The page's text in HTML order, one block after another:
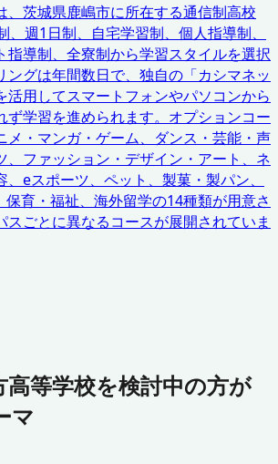
、茨城県鹿嶋市に所在する通信制高校
、週1日制、自宅学習制、個人指導制、
指導制、全寮制から学習スタイルを選択
ングは年間数日で、独自の「カシマネッ
活用してスマートフォンやパソコンから
ず学習を進められます。オプションコー
メ・マンガ・ゲーム、ダンス・芸能・声
、ファッション・デザイン・アート、ネ
eスポーツ、ペット、製菓・製パン、
育・福祉、海外留学の14種類が用意さ
スごとに異なるコースが展開されていま
高等学校を検討中の方が
マ